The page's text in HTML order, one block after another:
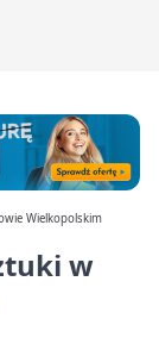
Wielkopolskim
w